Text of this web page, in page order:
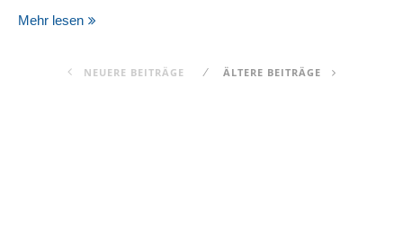
Mehr lesen
NEUERE BEITRÄGE ÄLTERE BEITRÄGE